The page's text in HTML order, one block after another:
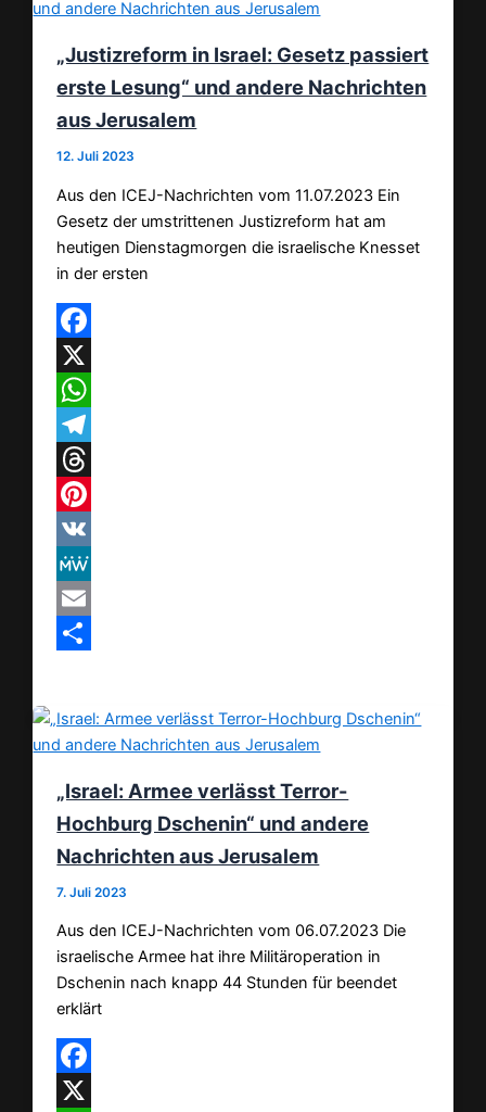
„Justizreform in Israel: Gesetz passiert
erste Lesung“ und andere Nachrichten
aus Jerusalem
12. Juli 2023
Aus den ICEJ-Nachrichten vom 11.07.2023 Ein
Gesetz der umstrittenen Justizreform hat am
heutigen Dienstagmorgen die israelische Knesset
in der ersten
Facebook
X
WhatsApp
Telegram
Threads
Pinterest
VK
MeWe
Email
„Israel: Armee verlässt Terror-
Hochburg Dschenin“ und andere
Nachrichten aus Jerusalem
7. Juli 2023
Aus den ICEJ-Nachrichten vom 06.07.2023 Die
israelische Armee hat ihre Militäroperation in
Dschenin nach knapp 44 Stunden für beendet
erklärt
Facebook